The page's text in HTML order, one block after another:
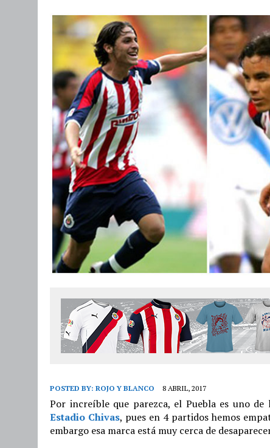
POSTED BY: ROJO Y BLANCO 8 ABRIL, 2017
Por increíble que parezca, el Puebla es uno
Estadio Chivas, pues en 4 partidos hemos
embargo esa marca está muy cerca de